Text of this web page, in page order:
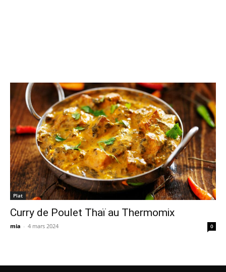
Plat
Curry de Poulet Thaï au Thermomix
mia - 4 mars 2024 0